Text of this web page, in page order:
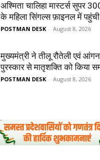
अश्मिता चालिहा मास्टर्स सुपर
के महिला सिंगल्स फ़ाइनल में पहुंची
POSTMAN DESK - August 8, 2026
मुख्यमंत्री ने तीलू रौतेली एवं
पुरस्कार से मातृशक्ति को किया
POSTMAN DESK - August 8, 2026